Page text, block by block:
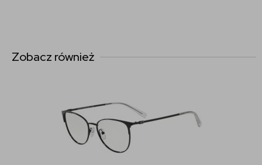
Zobacz również